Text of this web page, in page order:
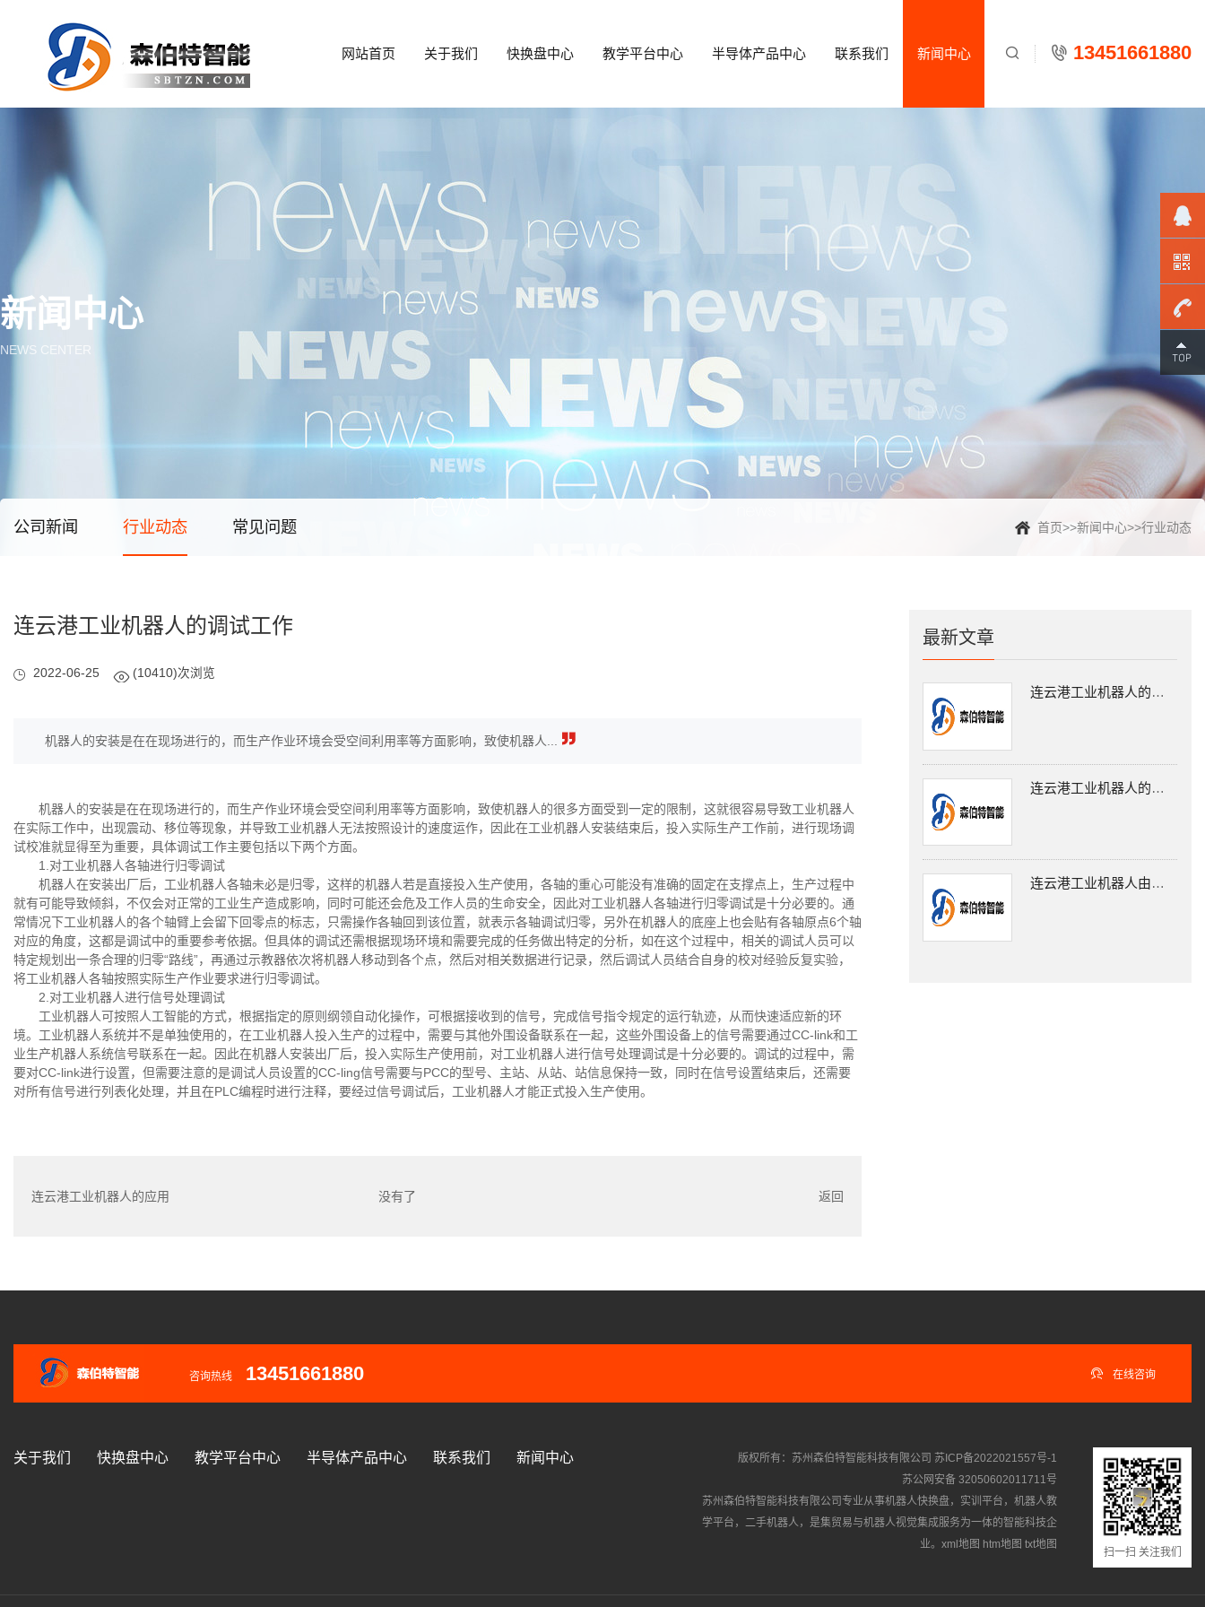
网站首页 关于我们 快换盘中心 教学平台中心 半导体产品中心 联系我们 新闻中心  13451661880
新闻中心
NEWS CENTER
首页>>新闻中心>>行业动态
公司新闻 行业动态 常见问题
连云港工业机器人的调试工作
2022-06-25 (10410)次浏览
机器人的安装是在在现场进行的，而生产作业环境会受空间利用率等方面影响，致使机器人...
机器人的安装是在在现场进行的，而生产作业环境会受空间利用率等方面影响，致使机器人的很多方面受到一定的限制，这就很容易导致工业机器人
在实际工作中，出现震动、移位等现象，并导致工业机器人无法按照设计的速度运作，因此在工业机器人安装结束后，投入实际生产工作前，进行现场调
试校准就显得至为重要，具体调试工作主要包括以下两个方面。
1.对工业机器人各轴进行归零调试
机器人在安装出厂后，工业机器人各轴未必是归零，这样的机器人若是直接投入生产使用，各轴的重心可能没有准确的固定在支撑点上，生产过程中
就有可能导致倾斜，不仅会对正常的工业生产造成影响，同时可能还会危及工作人员的生命安全，因此对工业机器人各轴进行归零调试是十分必要的。通
常情况下工业机器人的各个轴臂上会留下回零点的标志，只需操作各轴回到该位置，就表示各轴调试归零，另外在机器人的底座上也会贴有各轴原点6个轴
对应的角度，这都是调试中的重要参考依据。但具体的调试还需根据现场环境和需要完成的任务做出特定的分析，如在这个过程中，相关的调试人员可以
特定规划出一条合理的归零“路线”，再通过示教器依次将机器人移动到各个点，然后对相关数据进行记录，然后调试人员结合自身的校对经验反复实验，
将工业机器人各轴按照实际生产作业要求进行归零调试。
2.对工业机器人进行信号处理调试
工业机器人可按照人工智能的方式，根据指定的原则纲领自动化操作，可根据接收到的信号，完成信号指令规定的运行轨迹，从而快速适应新的环
境。工业机器人系统并不是单独使用的，在工业机器人投入生产的过程中，需要与其他外围设备联系在一起，这些外围设备上的信号需要通过CC-link和工
业生产机器人系统信号联系在一起。因此在机器人安装出厂后，投入实际生产使用前，对工业机器人进行信号处理调试是十分必要的。调试的过程中，需
要对CC-link进行设置，但需要注意的是调试人员设置的CC-ling信号需要与PCC的型号、主站、从站、站信息保持一致，同时在信号设置结束后，还需要
对所有信号进行列表化处理，并且在PLC编程时进行注释，要经过信号调试后，工业机器人才能正式投入生产使用。
没有了
连云港工业机器人的应用 返回
最新文章
连云港工业机器人的调试工作
连云港工业机器人的应用
连云港工业机器人由三大部分组成
咨询热线 13451661880  在线咨询
关于我们 快换盘中心 教学平台中心 半导体产品中心 联系我们 新闻中心
扫一扫 关注我们
版权所有：苏州森伯特智能科技有限公司 苏ICP备2022021557号-1
苏公网安备 32050602011711号
苏州森伯特智能科技有限公司专业从事机器人快换盘， 实训平台 ， 机器人教
学平台 ， 二手机器人，是集贸易与机器人视觉集成服务为一体的智能科技企
业。 xml地图 htm地图 txt地图